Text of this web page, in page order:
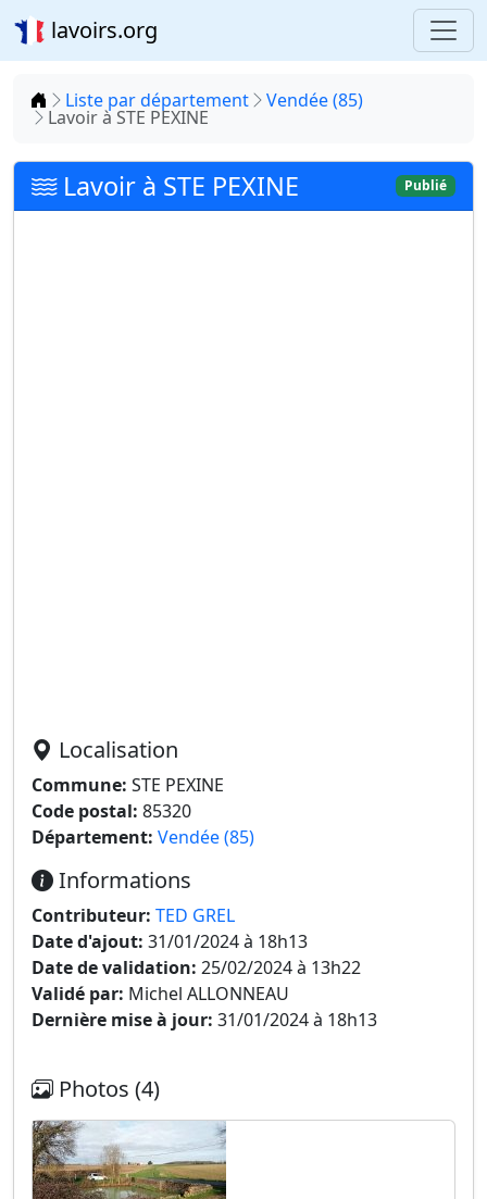
lavoirs.org
Accueil
Liste par département Vendée (85)
Lavoir à STE PEXINE
Lavoir à STE PEXINE Publié
Localisation
Commune: STE PEXINE
Code postal: 85320
Département: Vendée (85)
Informations
Contributeur: TED GREL
Date d'ajout: 31/01/2024 à 18h13
Date de validation: 25/02/2024 à 13h22
Validé par: Michel ALLONNEAU
Dernière mise à jour: 31/01/2024 à 18h13
Photos (4)